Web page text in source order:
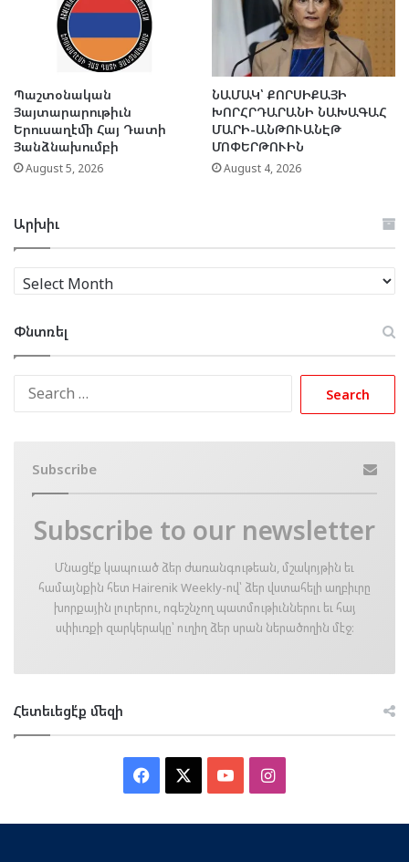
Պաշտօնական
Յայտարարութիւն
Երուսաղէմի Հայ Դատի
Յանձնախումբի
August 5, 2026
ՆԱՄԱԿ՝ ՔՈՐՍԻՔԱՅԻ
ԽՈՐՀՐԴԱՐԱՆԻ ՆԱԽԱԳԱՀ
ՄԱՐԻ-ԱՆԹՈՒԱՆԷԹ
ՄՈՓԵՐԹՈՒԻՆ
August 4, 2026
Արխիւ
Արխիւ
Փնտռել
Subscribe
Subscribe to our newsletter
Մնացէ՛ք կապուած ձեր ժառանգութեան, մշակոյթին եւ
համայնքին հետ Hairenik Weekly-ով՝ ձեր վստահելի աղբիւրը
խորքային լուրերու, ոգեշնչող պատմութիւններու եւ հայ
սփիւռքի զարկերակը՝ ուղիղ ձեր սրան ներածողին մէջ։
Հետեւեցէ՛ք մեզի
Facebook YouTubeInstagram